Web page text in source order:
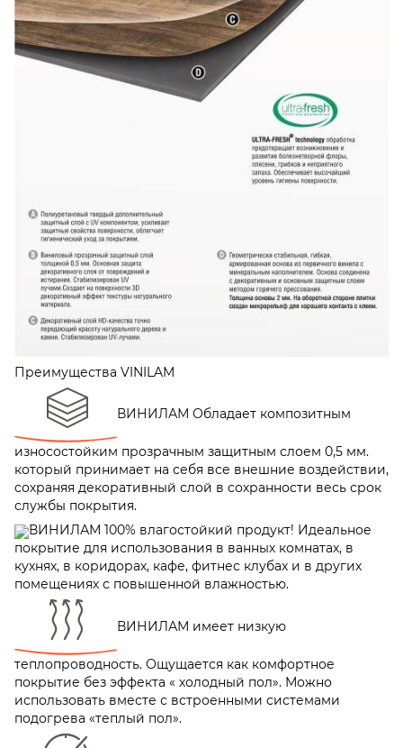
Преимущества VINILAM
ВИНИЛАМ Обладает композитным
износостойким прозрачным защитным слоем 0,5 мм.
который принимает на себя все внешние воздействии,
сохраняя декоративный слой в сохранности весь срок
службы покрытия.
ВИНИЛАМ 100% влагостойкий продукт! Идеальное
покрытие для использования в ванных комнатах, в
кухнях, в коридорах, кафе, фитнес клубах и в других
помещениях с повышенной влажностью.
ВИНИЛАМ имеет низкую
теплопроводность. Ощущается как комфортное
покрытие без эффекта « холодный пол». Можно
использовать вместе с встроенными системами
подогрева «теплый пол».